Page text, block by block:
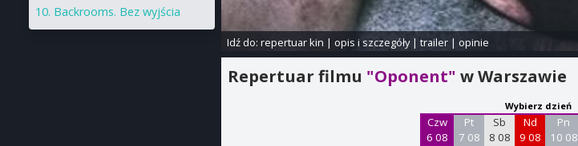
Idź do: repertuar kin | opis i szczegóły| trailer| opinie
Repertuar filmu "Oponent"w Warszawie
Wybierz dzień
Czw
6 08
Pt
7 08
Sb
8 08
Nd
9 08
Pn
10 08
Backrooms. Bez wyjścia